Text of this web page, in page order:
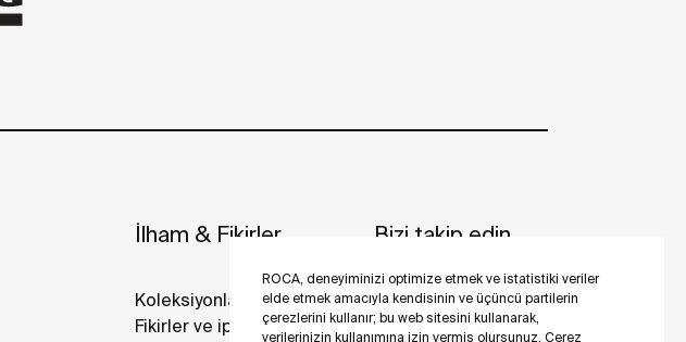
ROCA, deneyiminizi optimize etmek ve istatistiki veriler
elde etmek amacıyla kendisinin ve üçüncü partilerin
çerezlerini kullanır; bu web sitesini kullanarak,
verilerinizin kullanımına izin vermiş olursunuz. Çerez
İlham & Fikirler
Koleksiyonlar
Fikirler ve ipuçları
Bizi takip edin